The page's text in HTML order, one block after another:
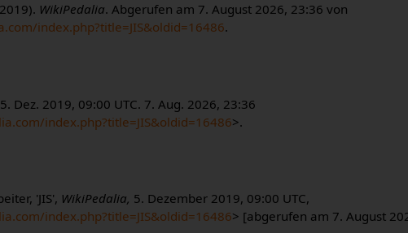
WikiPedalia. Abgerufen am 7. August 2026, 23:36 von
index.php?title=JIS&oldid=16486.
Dez. 2019, 09:00 UTC. 7. Aug. 2026, 23:36
index.php?title=JIS&oldid=16486>.
'JIS', WikiPedalia, 5. Dezember 2019, 09:00 UTC,
index.php?title=JIS&oldid=16486> [abgerufen am 7. August